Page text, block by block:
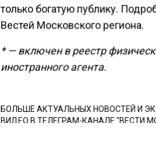
только богатую публику.
Вестей Московского региона.
* — включен в реестр
иностранного агента.
БОЛЬШЕ АКТУАЛЬНЫХ НОВОСТЕЙ И
ВИДЕО В ТЕЛЕГРАМ-КАНАЛЕ "ВЕСТИ